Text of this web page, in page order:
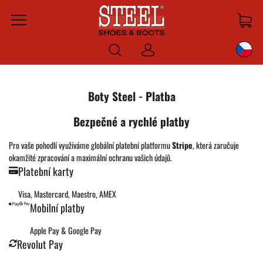
Menu
Prihlásiť sa
Boty Steel - Platba
Bezpečné a rychlé platby
Pro vaše pohodlí využíváme globální platební platformuStripe, která zaručuje
okamžité zpracování a maximální ochranu vašich údajů.
Platební karty
Visa, Mastercard, Maestro, AMEX
Mobilní platby
Apple Pay & Google Pay
Revolut Pay